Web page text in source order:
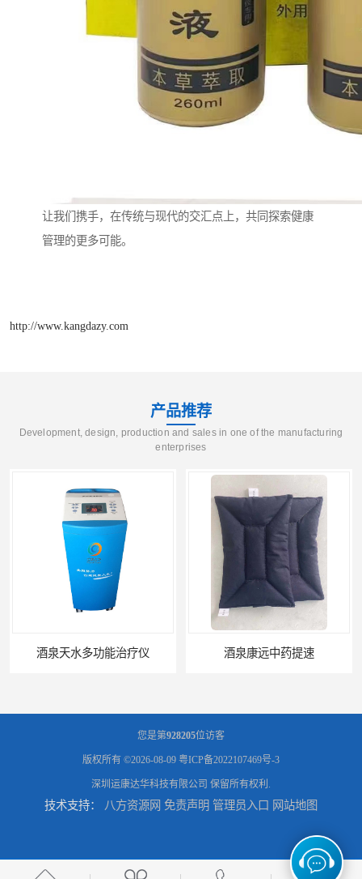
让我们携手，在传统与现代的交汇点上，共同探索健康
管理的更多可能。
http://www.kangdazy.com
产品推荐
Development, design, production and sales in one of the manufacturing
enterprises
酒泉天水多功能治疗仪 酒泉康远中药提速
中药提速增效垫渗透液哪家好 兰州中药提速脉冲治疗仪
您是第928205位访客
版权所有 ©2026-08-09 粤ICP备2022107469号-3
深圳运康达华科技有限公司 保留所有权利.
技术支持： 八方资源网 免责声明 管理员入口 网站地图